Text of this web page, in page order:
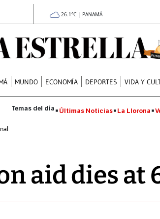
26.1°C | PANAMÁ
MUNDO ECONOMÍA DEPORTES VIDA Y
Últimas Noticias La Llorona
aid dies at